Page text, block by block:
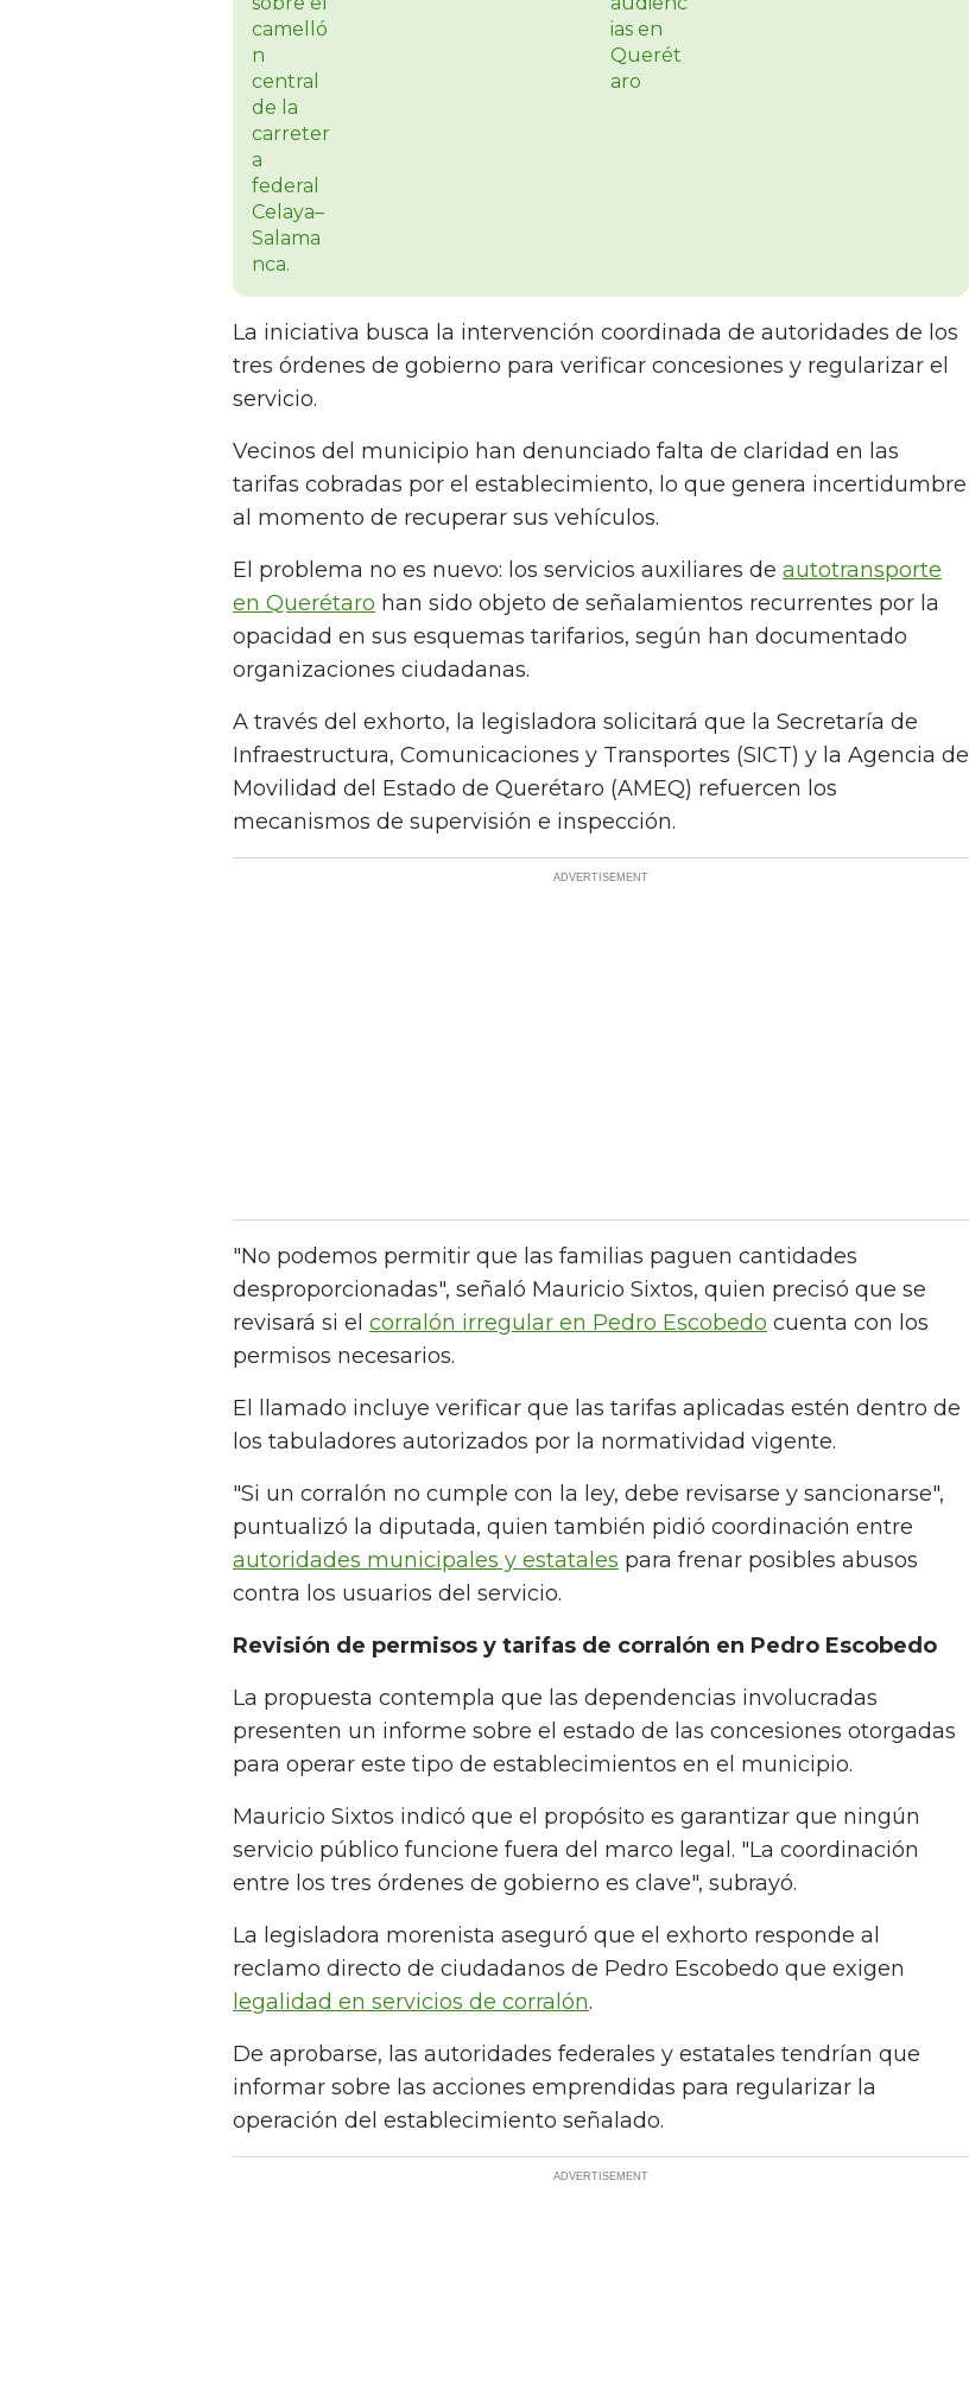
La iniciativa busca la intervención coordinada de autoridades de los
tres órdenes de gobierno para verificar concesiones y regularizar el
servicio.
Vecinos del municipio han denunciado falta de claridad en las
tarifas cobradas por el establecimiento, lo que genera incertidumbre
al momento de recuperar sus vehículos.
El problema no es nuevo: los servicios auxiliares de autotransporte
en Querétaro han sido objeto de señalamientos recurrentes por la
opacidad en sus esquemas tarifarios, según han documentado
organizaciones ciudadanas.
A través del exhorto, la legisladora solicitará que la Secretaría de
Infraestructura, Comunicaciones y Transportes (SICT) y la Agencia de
Movilidad del Estado de Querétaro (AMEQ) refuercen los
mecanismos de supervisión e inspección.
"No podemos permitir que las familias paguen cantidades
desproporcionadas", señaló Mauricio Sixtos, quien precisó que se
revisará si el corralón irregular en Pedro Escobedo cuenta con los
permisos necesarios.
El llamado incluye verificar que las tarifas aplicadas estén dentro de
los tabuladores autorizados por la normatividad vigente.
"Si un corralón no cumple con la ley, debe revisarse y sancionarse",
puntualizó la diputada, quien también pidió coordinación entre
autoridades municipales y estatales para frenar posibles abusos
contra los usuarios del servicio.
Revisión de permisos y tarifas de corralón en Pedro Escobedo
La propuesta contempla que las dependencias involucradas
presenten un informe sobre el estado de las concesiones otorgadas
para operar este tipo de establecimientos en el municipio.
Mauricio Sixtos indicó que el propósito es garantizar que ningún
servicio público funcione fuera del marco legal. "La coordinación
entre los tres órdenes de gobierno es clave", subrayó.
La legisladora morenista aseguró que el exhorto responde al
reclamo directo de ciudadanos de Pedro Escobedo que exigen
legalidad en servicios de corralón.
De aprobarse, las autoridades federales y estatales tendrían que
informar sobre las acciones emprendidas para regularizar la
operación del establecimiento señalado.